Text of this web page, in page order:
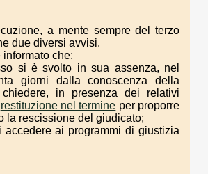
a mente sempre del terzo
due diversi avvisi.
informato che:
si è svolto in sua assenza, nel
giorni dalla conoscenza della
in presenza dei relativi
restituzione nel termine per proporre
la rescissione del giudicato;
accedere ai programmi di giustizia